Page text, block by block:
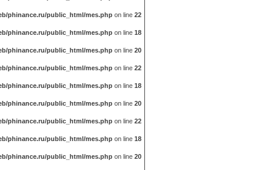
phinance.ru/public_html/mes.php on line 22
phinance.ru/public_html/mes.php on line 18
phinance.ru/public_html/mes.php on line 20
phinance.ru/public_html/mes.php on line 22
phinance.ru/public_html/mes.php on line 18
phinance.ru/public_html/mes.php on line 20
phinance.ru/public_html/mes.php on line 22
phinance.ru/public_html/mes.php on line 18
phinance.ru/public_html/mes.php on line 20